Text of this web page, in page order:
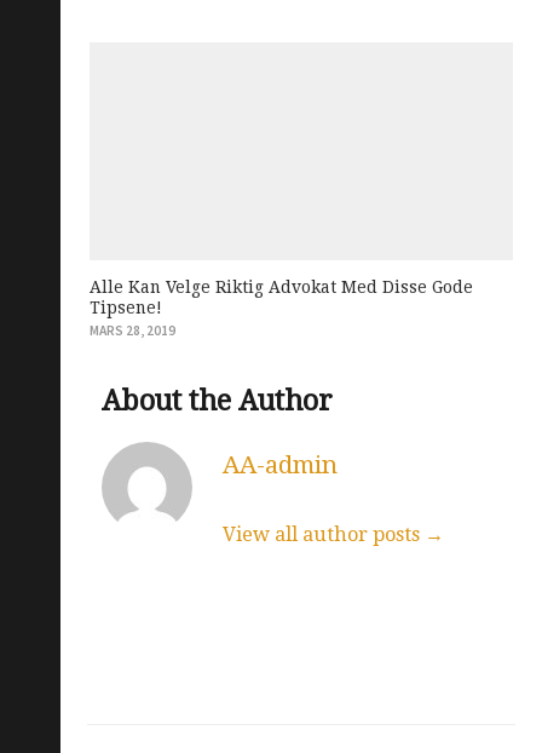
Alle Kan Velge Riktig Advokat Med Disse Gode
Tipsene!
MARS 28, 2019
About the Author
AA-admin
View all author posts →